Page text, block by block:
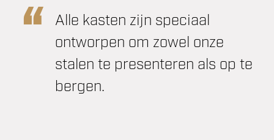
Alle kasten zijn speciaal
ontworpen om zowel onze
stalen te presenteren als op te
bergen.